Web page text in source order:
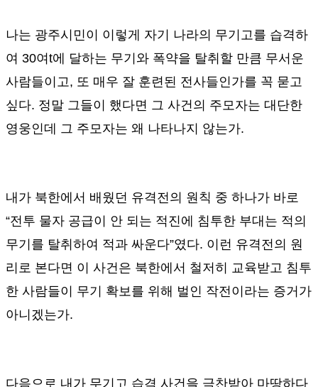
나는 광주시민이 이렇게 자기 나라의 무기고를 습격하
여 30여 t에 달하는 무기와 폭약을 탈취할 만큼 무서운
사람들이고, 또 매우 잘 훈련된 전사들인가를 꼭 묻고
싶다. 정말 그들이 했다면 그 사건의 주모자는 대단한
영웅인데 그 주모자는 왜 나타나지 않는가.
내가 북한에서 배웠던 유격전의 원칙 중 하나가 바로
“전투 물자 공급이 안 되는 적진에 침투한 부대는 적의
무기를 탈취하여 적과 싸운다”였다. 이런 유격전의 원
리로 본다면 이 사건은 북한에서 철저히 교육받고 침투
한 사람들이 무기 확보를 위해 벌인 작전이라는 증거가
아니겠는가.
다음으로 내가 무기고 습격 사건을 극찬받아 마땅하다